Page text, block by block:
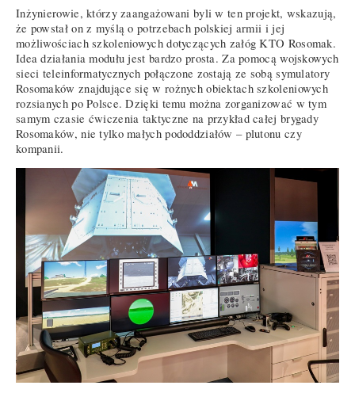
Inżynierowie, którzy zaangażowani byli w ten projekt, wskazują,
że powstał on z myślą o potrzebach polskiej armii i jej
możliwościach szkoleniowych dotyczących załóg KTO Rosomak.
Idea działania modułu jest bardzo prosta. Za pomocą wojskowych
sieci teleinformatycznych połączone zostają ze sobą symulatory
Rosomaków znajdujące się w rożnych obiektach szkoleniowych
rozsianych po Polsce. Dzięki temu można zorganizować w tym
samym czasie ćwiczenia taktyczne na przykład całej brygady
Rosomaków, nie tylko małych pododdziałów – plutonu czy
kompanii.